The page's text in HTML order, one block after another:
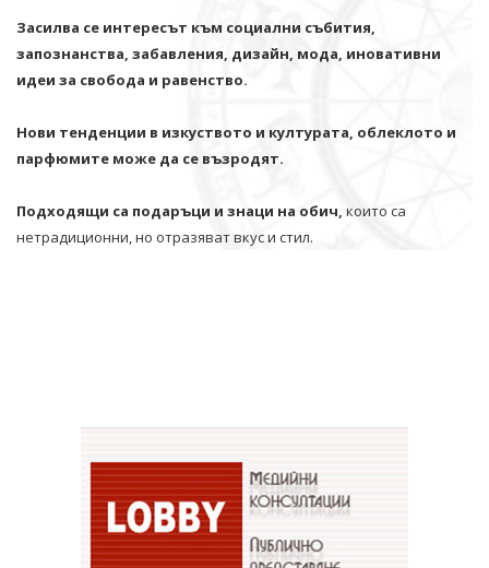
Засилва се интересът към социални събития,
запознанства, забавления, дизайн, мода, иновативни
идеи за свобода и равенство.
Нови тенденции в изкуството и културата, облеклото и
парфюмите може да се възродят.
Подходящи са подаръци и знаци на обич, които са
нетрадиционни, но отразяват вкус и стил.